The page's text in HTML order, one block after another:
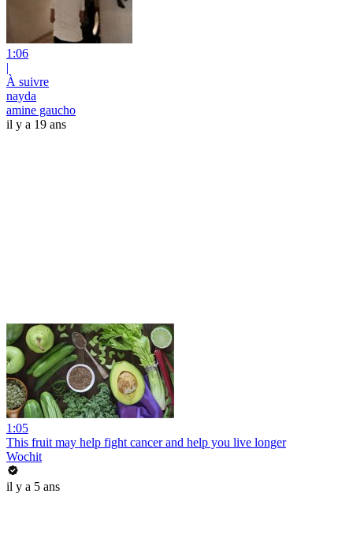
1:06
|
À suivre
nayda
amine gaucho
il y a 19 ans
1:05
This fruit may help fight cancer and help you live longer
Wochit
il y a 5 ans